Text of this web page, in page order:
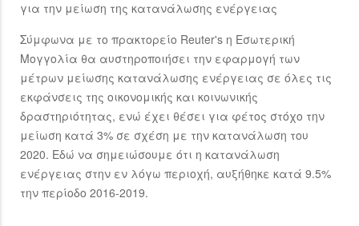
για την μείωση της κατανάλωσης ενέργειας
Σύμφωνα με το πρακτορείο Reuter's η Εσωτερική
Μογγολία θα αυστηροποιήσει την εφαρμογή των
μέτρων μείωσης κατανάλωσης ενέργειας σε όλες τις
εκφάνσεις της οικονομικής και κοινωνικής
δραστηριότητας, ενώ έχει θέσει για φέτος στόχο την
μείωση κατά 3% σε σχέση με την κατανάλωση του
2020. Εδώ να σημειώσουμε ότι η κατανάλωση
ενέργειας στην εν λόγω περιοχή, αυξήθηκε κατά 9.5%
την περίοδο 2016-2019.